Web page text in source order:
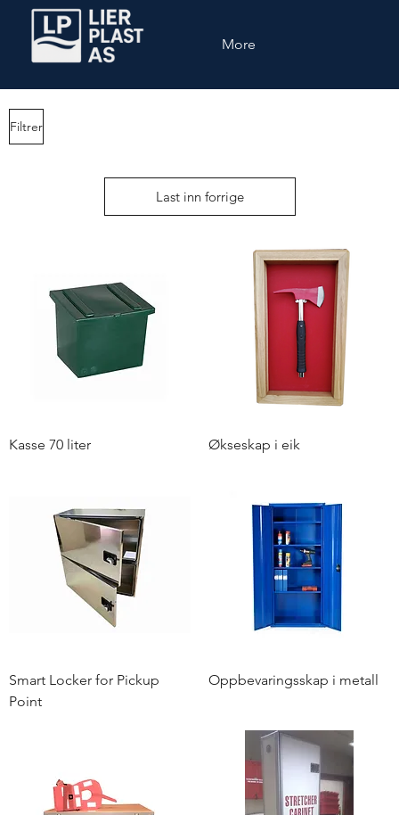
More
Filtrer
Last inn forrige
Kasse 70 liter Økseskap i eik
Smart Locker for Pickup
Point
Oppbevaringsskap i metall